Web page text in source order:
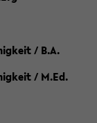
/ B.A.
/ M.Ed.